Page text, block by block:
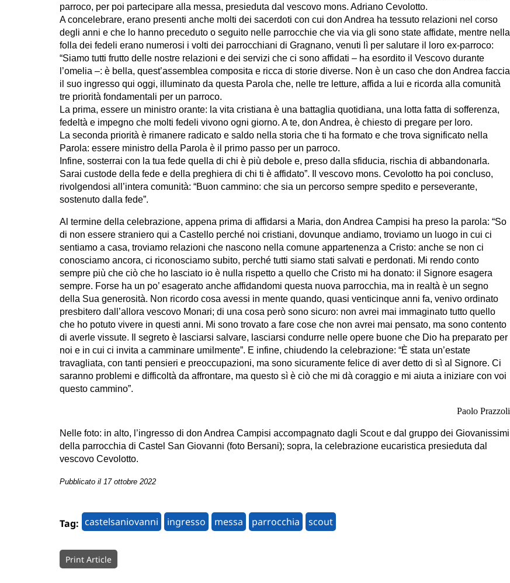
parroco, per poi partecipare alla messa, presieduta dal vescovo mons. Adriano Cevolotto.
A concelebrare, erano presenti anche molti dei sacerdoti con cui don Andrea ha tessuto relazioni nel corso
degli anni e che lo hanno preceduto o seguito nelle parrocchie che via via gli sono state affidate, mentre nella
folla dei fedeli erano numerosi i volti dei parrocchiani di Gragnano, venuti lì per salutare il loro ex-parroco:
“Siamo tutti frutto delle nostre relazioni e dei servizi che ci sono affidati – ha esordito il Vescovo durante
l’omelia –: è bella, quest’assemblea composita e ricca di storie diverse. Non è un caso che don Andrea faccia
il suo ingresso qui oggi, illuminato da questa Parola che, nelle tre letture, affida a lui e ricorda alla comunità
tre priorità fondamentali per un parroco.
La prima, essere un ministro orante: la vita cristiana è una battaglia quotidiana, una lotta fatta di sofferenza,
fedeltà e impegno che molti fedeli vivono ogni giorno. A te, don Andrea, è chiesto di pregare per loro.
La seconda priorità è rimanere radicato e saldo nella storia che ti ha formato e che trova significato nella
Parola: essere ministro della Parola è il primo passo per un parroco.
Infine, sosterrai con la tua fede quella di chi è più debole e, preso dalla sfiducia, rischia di abbandonarla.
Sarai custode della fede e della preghiera di chi ti è affidato”. Il vescovo mons. Cevolotto ha poi concluso,
rivolgendosi all’intera comunità: “Buon cammino: che sia un percorso sempre spedito e perseverante,
sostenuto dalla fede”.
Al termine della celebrazione, appena prima di affidarsi a Maria, don Andrea Campisi ha preso la parola: “So
di non essere straniero qui a Castello perché noi cristiani, dovunque andiamo, troviamo un luogo in cui ci
sentiamo a casa, troviamo relazioni che nascono nella comune appartenenza a Cristo: anche se non ci
conosciamo ancora, ci riconosciamo subito, perché tutti siamo stati salvati e perdonati. Mi rendo conto
sempre più che ciò che ho lasciato io è nulla rispetto a quello che Cristo mi ha donato: il Signore esagera
sempre. Forse ha un po’ esagerato anche affidandomi questa nuova parrocchia, ma in realtà è un segno
della Sua generosità. Non ricordo cosa avessi in mente quando, quasi venticinque anni fa, venivo ordinato
presbitero dall’allora vescovo Monari; di una cosa però sono sicuro: non avrei mai immaginato tutto quello
che ho potuto vivere in questi anni. Mi sono trovato a fare cose che non avrei mai pensato, ma sono contento
di averle vissute. Il segreto è lasciarsi salvare, lasciarsi condurre nelle opere buone che Dio ha preparato per
noi e in cui ci invita a camminare umilmente”. E infine, chiudendo la celebrazione: “È stata un’estate
travagliata, con tanti pensieri e preoccupazioni, ma sono sicuramente felice di aver detto di sì al Signore. Ci
saranno problemi e difficoltà da affrontare, ma questo sì è ciò che mi dà coraggio e mi aiuta a iniziare con voi
questo cammino”.
Paolo Prazzoli
Nelle foto: in alto, l’ingresso di don Andrea Campisi accompagnato dagli Scout e dal gruppo dei Giovanissimi
della parrocchia di Castel San Giovanni (foto Bersani); sopra, la celebrazione eucaristica presieduta dal
vescovo Cevolotto.
Pubblicato il 17 ottobre 2022
Tag: castelsaniovanni ingresso messa parrocchia scout
Print Article